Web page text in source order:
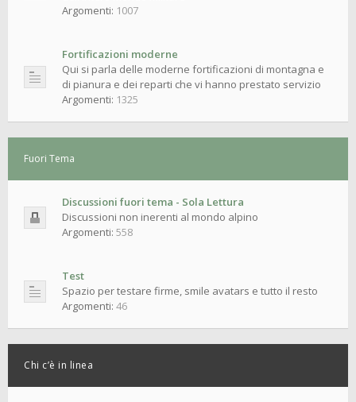
Argomenti: 1007
Fortificazioni moderne
Qui si parla delle moderne fortificazioni di montagna e
di pianura e dei reparti che vi hanno prestato servizio
Argomenti: 1325
Fuori Tema
Discussioni fuori tema - Sola Lettura
Discussioni non inerenti al mondo alpino
Argomenti: 558
Test
Spazio per testare firme, smile avatars e tutto il resto
Argomenti: 46
Chi c’è in linea